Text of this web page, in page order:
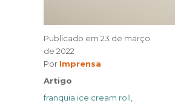
Publicado em 23 de março
de 2022
Por Author
Imprensa
Categories
Artigo
Tags
franquia ice cream roll